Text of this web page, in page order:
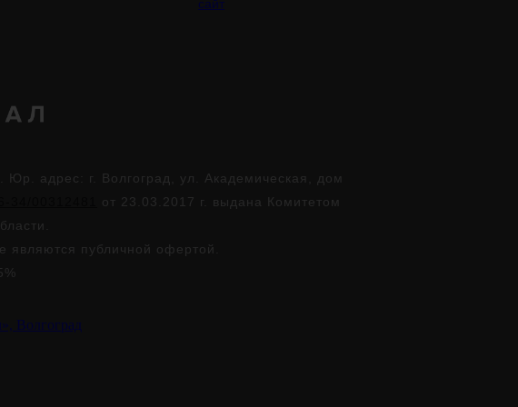
сайт
адрес: г. Волгоград, ул. Академическая, дом
от 23.03.2017 г. выдана Комитетом
являются публичной офертой.